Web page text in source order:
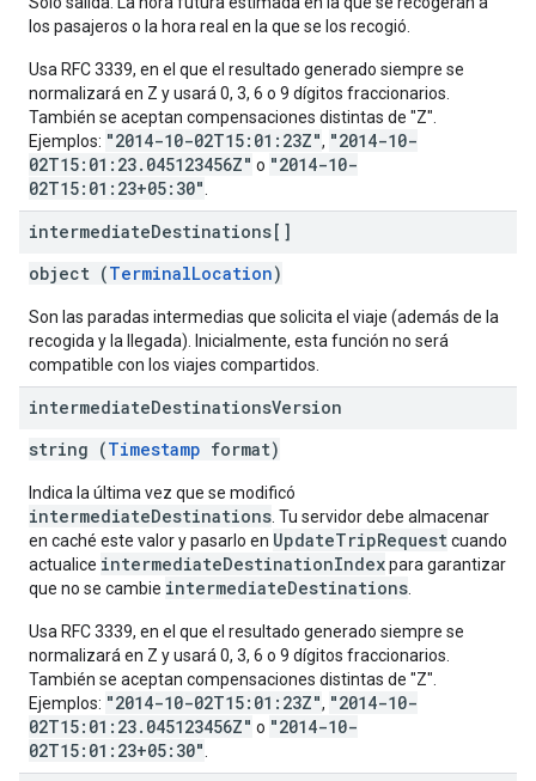
los pasajeros o la hora real en la que se los recogió.
Usa RFC 3339, en el que el resultado generado siempre se
normalizará en Z y usará 0, 3, 6 o 9 dígitos fraccionarios.
También se aceptan compensaciones distintas de "Z".
Ejemplos: "2014-10-02T15:01:23Z", "2014-10-
02T15:01:23.045123456Z" o "2014-10-
02T15:01:23+05:30"
intermediateDestinations[]
object (TerminalLocation)
Son las paradas intermedias que solicita el viaje (además de la
recogida y la llegada). Inicialmente, esta función no será
compatible con los viajes compartidos.
intermediateDestinationsVersion
string (Timestamp format)
Indica la última vez que se modificó
intermediateDestinations . Tu servidor debe almacenar
en caché este valor y pasarlo en UpdateTripRequestcuando
actualice intermediateDestinationIndexpara garantizar
que no se cambie intermediateDestinations
Usa RFC 3339, en el que el resultado generado siempre se
normalizará en Z y usará 0, 3, 6 o 9 dígitos fraccionarios.
También se aceptan compensaciones distintas de "Z".
Ejemplos: "2014-10-02T15:01:23Z", "2014-10-
02T15:01:23.045123456Z" o "2014-10-
02T15:01:23+05:30"